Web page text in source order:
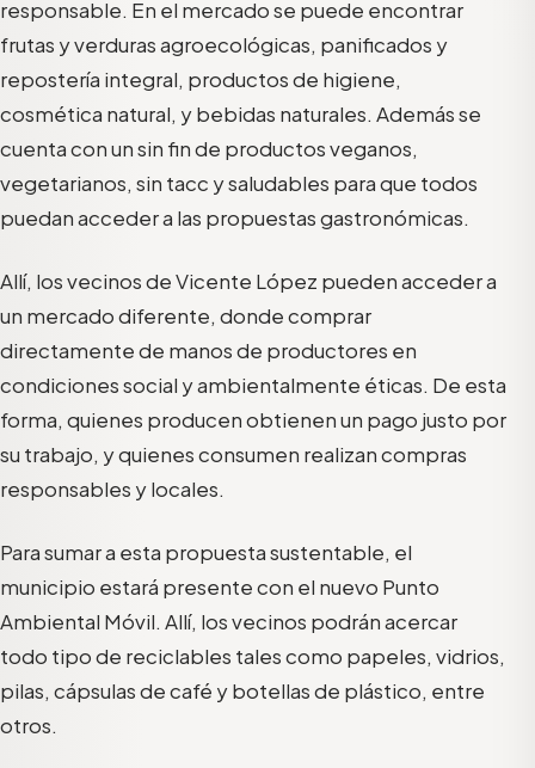
responsable. En el mercado se puede encontrar
frutas y verduras agroecológicas, panificados y
repostería integral, productos de higiene,
cosmética natural, y bebidas naturales. Además se
cuenta con un sin fin de productos veganos,
vegetarianos, sin tacc y saludables para que todos
puedan acceder a las propuestas gastronómicas.
Allí, los vecinos de Vicente López pueden acceder a
un mercado diferente, donde comprar
directamente de manos de productores en
condiciones social y ambientalmente éticas. De esta
forma, quienes producen obtienen un pago justo por
su trabajo, y quienes consumen realizan compras
responsables y locales.
Para sumar a esta propuesta sustentable, el
municipio estará presente con el nuevo Punto
Ambiental Móvil. Allí, los vecinos podrán acercar
todo tipo de reciclables tales como papeles, vidrios,
pilas, cápsulas de café y botellas de plástico, entre
otros.